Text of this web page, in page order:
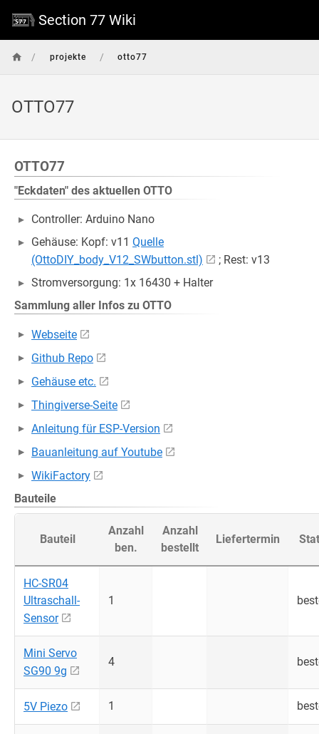
Section 77 Wiki
/ projekte / otto77
OTTO77
OTTO77
"Eckdaten" des aktuellen OTTO
Controller: Arduino Nano
Gehäuse: Kopf: v11 Quelle
(OttoDIY_body_V12_SWbutton.stl)
; Rest: v13
Stromversorgung: 1x 16430 + Halter
Sammlung aller Infos zu OTTO
Webseite
Github Repo
Gehäuse etc.
Thingiverse-Seite
Anleitung für ESP-Version
Bauanleitung auf Youtube
WikiFactory
Bauteile
Bauteil
Anzahl
ben.
Anzahl
bestellt
Liefertermin
HC-SR04
Ultraschall-
Sensor
1
Mini Servo
SG90 9g
4
5V Piezo 1